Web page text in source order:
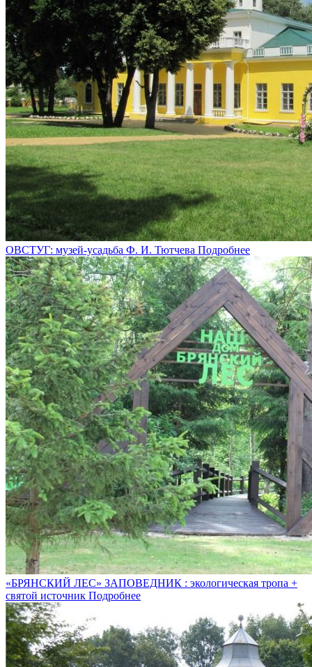
ОВСТУГ: музей-усадьба Ф. И. Тютчева Подробнее
«БРЯНСКИЙ ЛЕС» ЗАПОВЕДНИК : экологическая тропа +
святой источник Подробнее